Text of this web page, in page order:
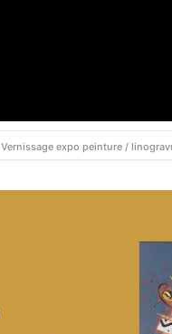
Vernissage expo peinture /